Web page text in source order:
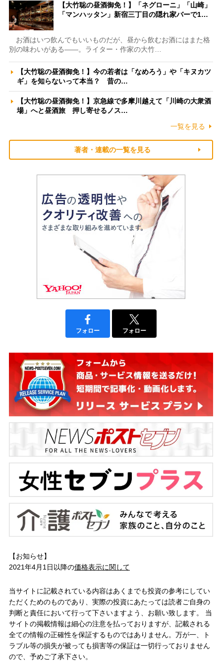
【大竹聡の昼酒御免！】「ネグローニ」「山崎」
「マンハッタン」新宿三丁目の隠れ家バーで1…
お酒はいつ飲んでもいいものだが、昼から飲むお酒にはまた格
別の味わいがある――。ライター・作家の大竹…
【大竹聡の昼酒御免！】今の若者は「なめろう」や「キヌカツ
ギ」を知らないって本当？ 昔の…
【大竹聡の昼酒御免！】京急線で多摩川越えて「川崎の大衆酒
場」へと昼酒旅 押し寄せるノス…
一覧を見る
著者・連載の一覧を見る
フォロー フォロー
【お知らせ】
2021年4月1日以降の価格表示に関して
当サイトに記載されている内容はあくまでも投資の参考にしてい
ただくためのものであり、実際の投資にあたっては読者ご自身の
判断と責任において行って下さいますよう、お願い致します。 当
サイトの掲載情報は細心の注意を払っておりますが、記載される
全ての情報の正確性を保証するものではありません。万が一、ト
ラブル等の損失が被っても損害等の保証は一切行っておりません
ので、予めご了承下さい。